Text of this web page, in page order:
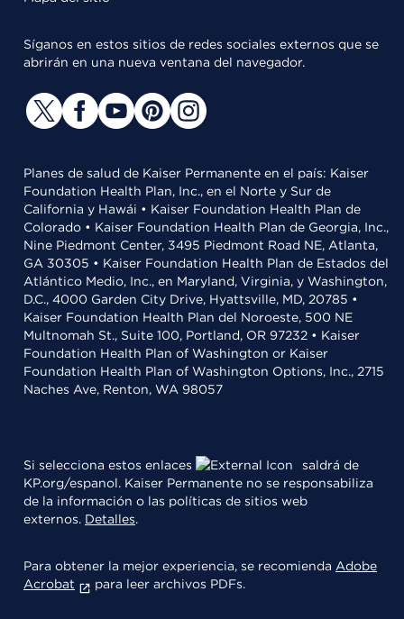
Síganos en estos sitios de redes sociales externos que se
abrirán en una nueva ventana del navegador.
Planes de salud de Kaiser Permanente en el país: Kaiser
Foundation Health Plan, Inc., en el Norte y Sur de
California y Hawái • Kaiser Foundation Health Plan de
Colorado • Kaiser Foundation Health Plan de Georgia, Inc.,
Nine Piedmont Center, 3495 Piedmont Road NE, Atlanta,
GA 30305 • Kaiser Foundation Health Plan de Estados del
Atlántico Medio, Inc., en Maryland, Virginia, y Washington,
D.C., 4000 Garden City Drive, Hyattsville, MD, 20785 •
Kaiser Foundation Health Plan del Noroeste, 500 NE
Multnomah St., Suite 100, Portland, OR 97232 • Kaiser
Foundation Health Plan of Washington or Kaiser
Foundation Health Plan of Washington Options, Inc., 2715
Naches Ave, Renton, WA 98057
Si selecciona estos enlaces
saldrá de
KP.org/espanol. Kaiser Permanente no se responsabiliza
de la información o las políticas de sitios web
externos. Detalles.
Para obtener la mejor experiencia, se recomienda Adobe
Acrobat
para leer archivos PDFs.